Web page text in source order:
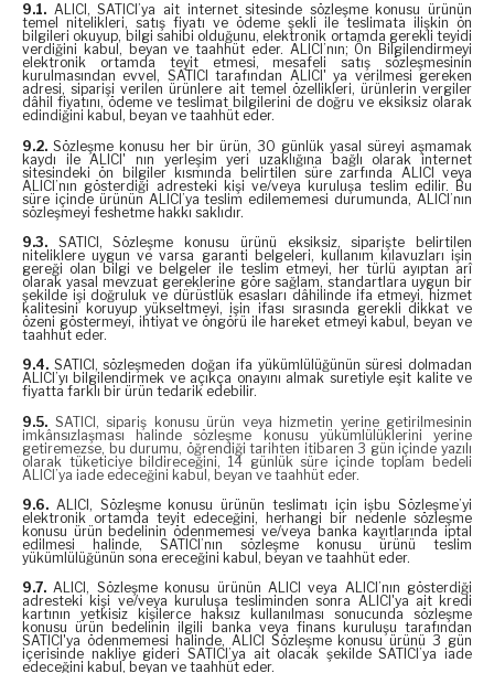
9.1. ALICI, SATICI’ya ait internet sitesinde sözleşme konusu ürünün
temel nitelikleri, satış fiyatı ve ödeme şekli ile teslimata ilişkin ön
bilgileri okuyup, bilgi sahibi olduğunu, elektronik ortamda gerekli teyidi
verdiğini kabul, beyan ve taahhüt eder. ALICI’nın; Ön Bilgilendirmeyi
elektronik ortamda teyit etmesi, mesafeli satış sözleşmesinin
kurulmasından evvel, SATICI tarafından ALICI' ya verilmesi gereken
adresi, siparişi verilen ürünlere ait temel özellikleri, ürünlerin vergiler
dâhil fiyatını, ödeme ve teslimat bilgilerini de doğru ve eksiksiz olarak
edindiğini kabul, beyan ve taahhüt eder.
9.2. Sözleşme konusu her bir ürün, 30 günlük yasal süreyi aşmamak
kaydı ile ALICI' nın yerleşim yeri uzaklığına bağlı olarak internet
sitesindeki ön bilgiler kısmında belirtilen süre zarfında ALICI veya
ALICI’nın gösterdiği adresteki kişi ve/veya kuruluşa teslim edilir. Bu
süre içinde ürünün ALICI’ya teslim edilememesi durumunda, ALICI’nın
sözleşmeyi feshetme hakkı saklıdır.
9.3. SATICI, Sözleşme konusu ürünü eksiksiz, siparişte belirtilen
niteliklere uygun ve varsa garanti belgeleri, kullanım kılavuzları işin
gereği olan bilgi ve belgeler ile teslim etmeyi, her türlü ayıptan arî
olarak yasal mevzuat gereklerine göre sağlam, standartlara uygun bir
şekilde işi doğruluk ve dürüstlük esasları dâhilinde ifa etmeyi, hizmet
kalitesini koruyup yükseltmeyi, işin ifası sırasında gerekli dikkat ve
özeni göstermeyi, ihtiyat ve öngörü ile hareket etmeyi kabul, beyan ve
taahhüt eder.
9.4. SATICI, sözleşmeden doğan ifa yükümlülüğünün süresi dolmadan
ALICI’yı bilgilendirmek ve açıkça onayını almak suretiyle eşit kalite ve
fiyatta farklı bir ürün tedarik edebilir.
9.5. SATICI, sipariş konusu ürün veya hizmetin yerine getirilmesinin
imkânsızlaşması halinde sözleşme konusu yükümlülüklerini yerine
getiremezse, bu durumu, öğrendiği tarihten itibaren 3 gün içinde yazılı
olarak tüketiciye bildireceğini, 14 günlük süre içinde toplam bedeli
ALICI’ya iade edeceğini kabul, beyan ve taahhüt eder.
9.6. ALICI, Sözleşme konusu ürünün teslimatı için işbu Sözleşme’yi
elektronik ortamda teyit edeceğini, herhangi bir nedenle sözleşme
konusu ürün bedelinin ödenmemesi ve/veya banka kayıtlarında iptal
edilmesi halinde, SATICI’nın sözleşme konusu ürünü teslim
yükümlülüğünün sona ereceğini kabul, beyan ve taahhüt eder.
9.7. ALICI, Sözleşme konusu ürünün ALICI veya ALICI’nın gösterdiği
adresteki kişi ve/veya kuruluşa tesliminden sonra ALICI'ya ait kredi
kartının yetkisiz kişilerce haksız kullanılması sonucunda sözleşme
konusu ürün bedelinin ilgili banka veya finans kuruluşu tarafından
SATICI'ya ödenmemesi halinde, ALICI Sözleşme konusu ürünü 3 gün
içerisinde nakliye gideri SATICI’ya ait olacak şekilde SATICI’ya iade
edeceğini kabul, beyan ve taahhüt eder.